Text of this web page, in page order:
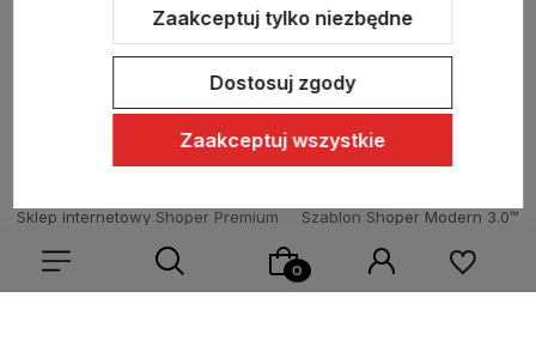
Sklep internetowy Shoper Premium
Szablon Shoper Modern 3.0™
Zaakceptuj tylko niezbędne
Dostosuj zgody
Zaakceptuj wszystkie